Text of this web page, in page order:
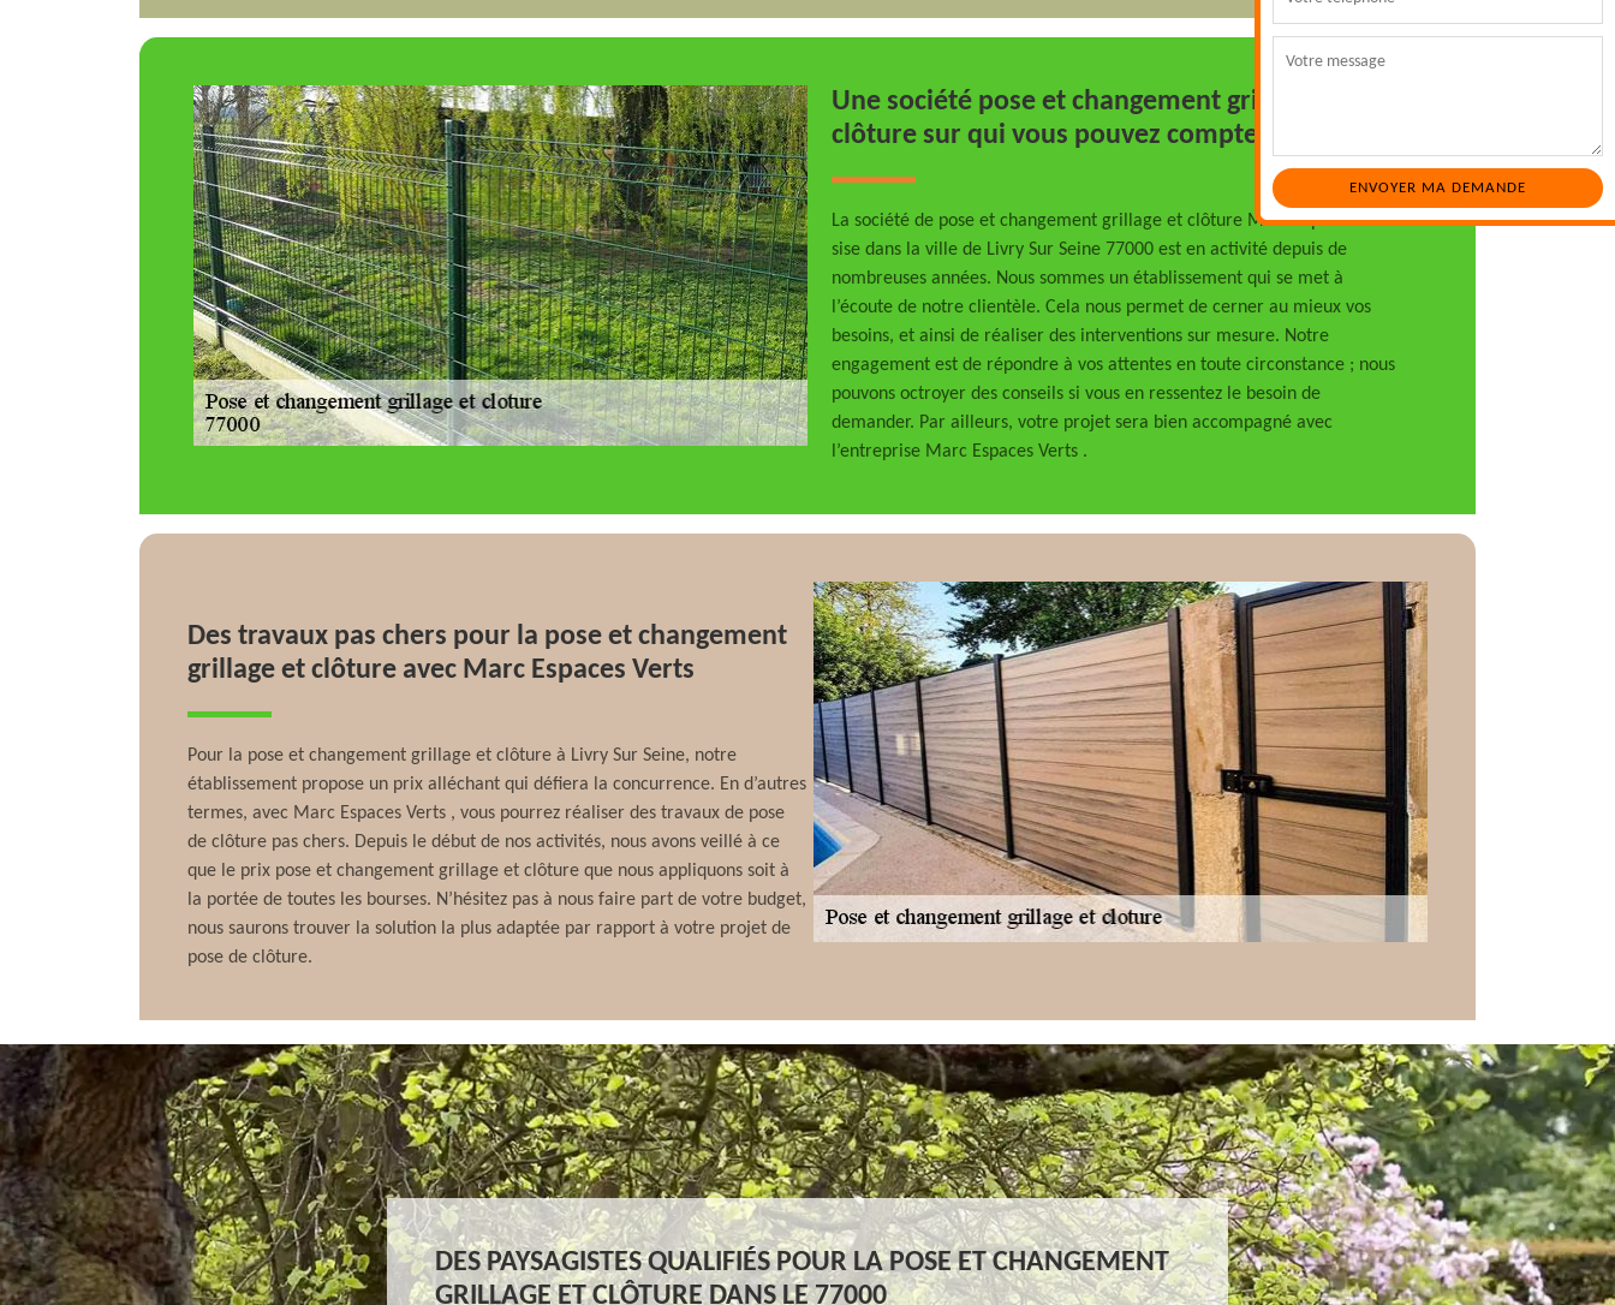
Une société pose et changement grillage et
clôture sur qui vous pouvez compter
La société de pose et changement grillage et clôture Marc Espaces Verts
sise dans la ville de Livry Sur Seine 77000 est en activité depuis de
nombreuses années. Nous sommes un établissement qui se met à
l’écoute de notre clientèle. Cela nous permet de cerner au mieux vos
besoins, et ainsi de réaliser des interventions sur mesure. Notre
engagement est de répondre à vos attentes en toute circonstance ; nous
pouvons octroyer des conseils si vous en ressentez le besoin de
demander. Par ailleurs, votre projet sera bien accompagné avec
l’entreprise Marc Espaces Verts .
Des travaux pas chers pour la pose et changement
grillage et clôture avec Marc Espaces Verts
Pour la pose et changement grillage et clôture à Livry Sur Seine, notre
établissement propose un prix alléchant qui défiera la concurrence. En d’autres
termes, avec Marc Espaces Verts , vous pourrez réaliser des travaux de pose
de clôture pas chers. Depuis le début de nos activités, nous avons veillé à ce
que le prix pose et changement grillage et clôture que nous appliquons soit à
la portée de toutes les bourses. N’hésitez pas à nous faire part de votre budget,
nous saurons trouver la solution la plus adaptée par rapport à votre projet de
pose de clôture.
DES PAYSAGISTES QUALIFIÉS POUR LA POSE ET CHANGEMENT
GRILLAGE ET CLÔTURE DANS LE 77000